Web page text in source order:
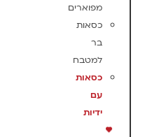
מפוארים
כסאות
בר
למטבח
כסאות
עם
ידיות